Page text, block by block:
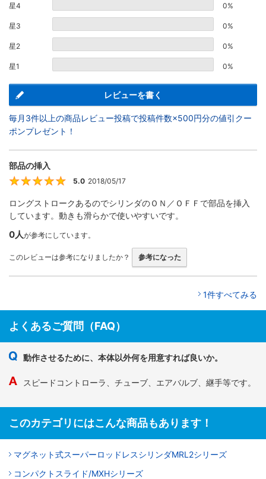
星4 0%
星3 0%
星2 0%
星1 0%
レビューを書く
毎月3件以上の商品レビュー投稿で投稿件数×500円分の値引クー
ポンプレゼント！
部品の挿入
5.0 2018/05/17
ロングストロークあるのでシリンダのＯＮ／ＯＦＦで部品を挿入
しています。動きも滑らかで使いやすいです。
0人が参考にしています。
このレビューは参考になりましたか？ 参考になった
1件すべてみる
よくあるご質問（FAQ）
動作させるために、本体以外何を用意すれば良いか。
スピードコントローラ、チューブ、エアバルブ、継手等です。
このカテゴリにはこんな商品もあります！
マグネット式スーパーロッドレスシリンダMRL2シリーズ
コンパクトスライド/MXHシリーズ